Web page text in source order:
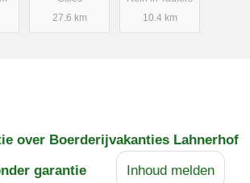
27.6 km
10.4 km
over Boerderijvakanties Lahnerhof
garantie Inhoud melden